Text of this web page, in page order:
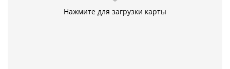
Нажмите для загрузки карты